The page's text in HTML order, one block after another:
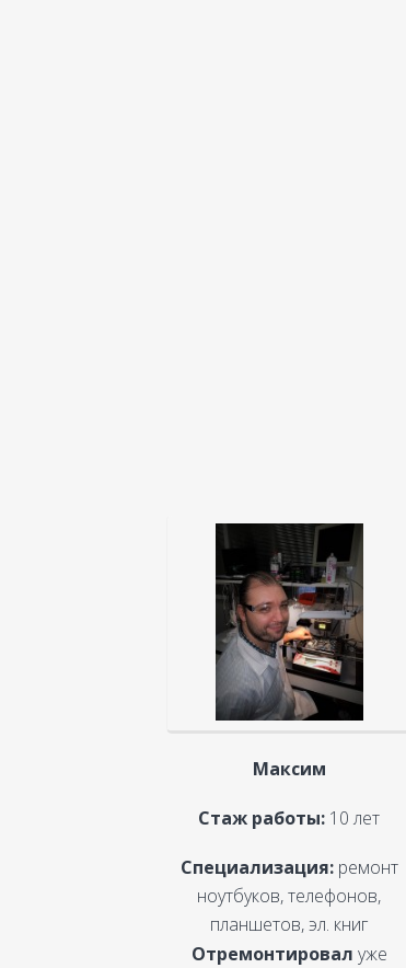
Максим
Стаж работы: 10 лет
Специализация:ремонт
ноутбуков, телефонов,
планшетов, эл. книг
Отремонтировал уже